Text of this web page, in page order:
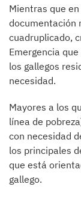
Mientras que
documentación
cuadruplicado,
Emergencia
los gallegos
necesidad.
Mayores a los
línea de
con necesidad
los principales
que está
gallego.